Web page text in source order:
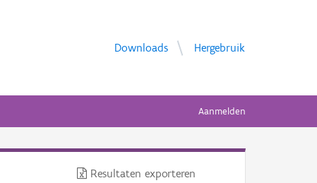
Downloads Hergebruik
Aanmelden
Resultaten exporteren